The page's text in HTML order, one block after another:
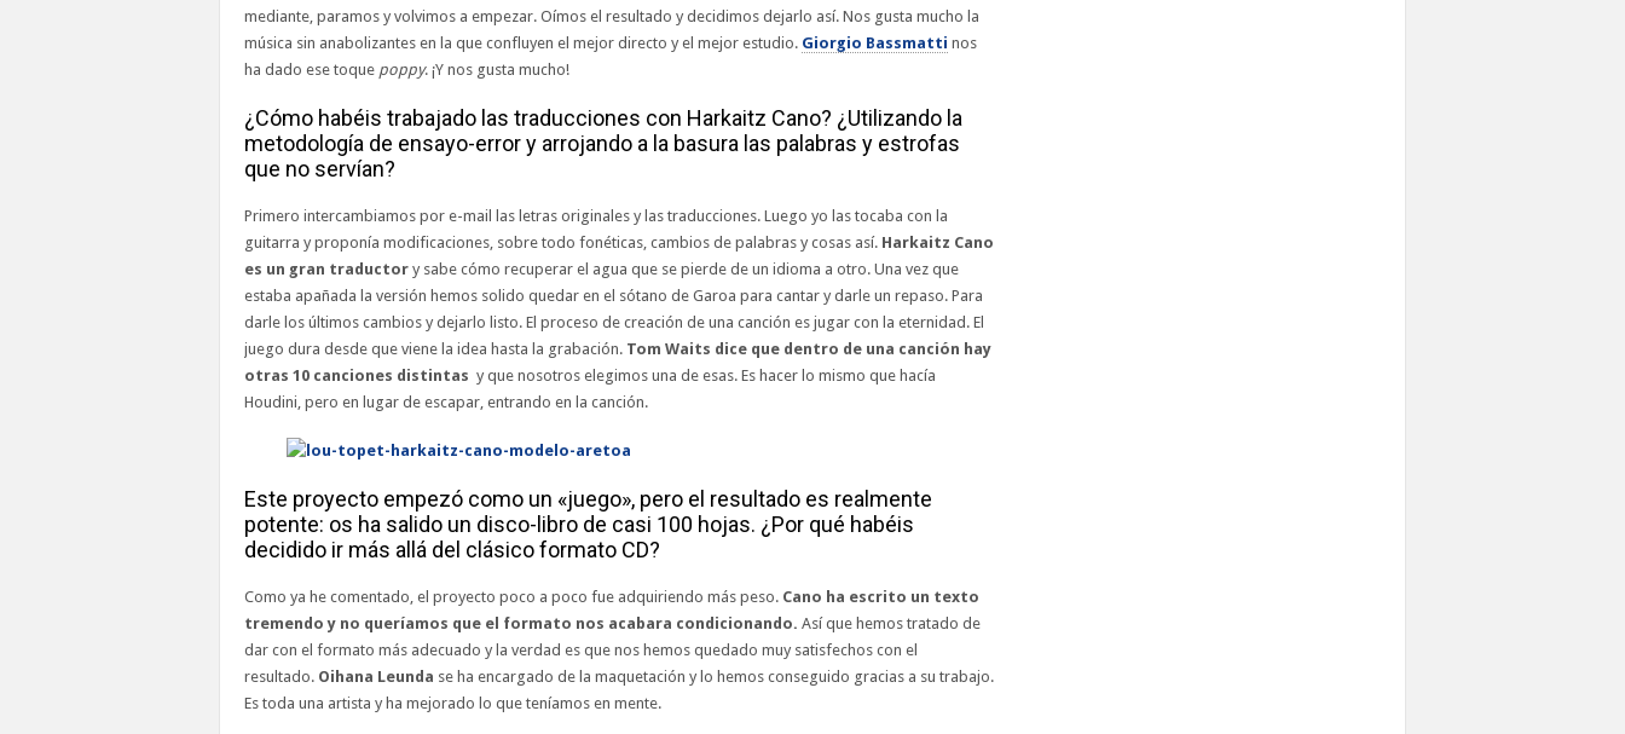
mediante, paramos y volvimos a empezar. Oímos el resultado y decidimos dejarlo así. Nos gusta mucho la
música sin anabolizantes en la que confluyen el mejor directo y el mejor estudio. Giorgio Bassmatti nos
ha dado ese toque poppy. ¡Y nos gusta mucho!
¿Cómo habéis trabajado las traducciones con Harkaitz Cano? ¿Utilizando la
metodología de ensayo-error y arrojando a la basura las palabras y estrofas
que no servían?
Primero intercambiamos por e-mail las letras originales y las traducciones. Luego yo las tocaba con la
guitarra y proponía modificaciones, sobre todo fonéticas, cambios de palabras y cosas así. Harkaitz Cano
es un gran traductor y sabe cómo recuperar el agua que se pierde de un idioma a otro. Una vez que
estaba apañada la versión hemos solido quedar en el sótano de Garoa para cantar y darle un repaso. Para
darle los últimos cambios y dejarlo listo. El proceso de creación de una canción es jugar con la eternidad. El
juego dura desde que viene la idea hasta la grabación. Tom Waits dice que dentro de una canción hay
otras 10 canciones distintas y que nosotros elegimos una de esas. Es hacer lo mismo que hacía
Houdini, pero en lugar de escapar, entrando en la canción.
Este proyecto empezó como un «juego», pero el resultado es realmente
potente: os ha salido un disco-libro de casi 100 hojas. ¿Por qué habéis
decidido ir más allá del clásico formato CD?
Como ya he comentado, el proyecto poco a poco fue adquiriendo más peso. Cano ha escrito un texto
tremendo y no queríamos que el formato nos acabara condicionando. Así que hemos tratado de
dar con el formato más adecuado y la verdad es que nos hemos quedado muy satisfechos con el
resultado. Oihana Leunda se ha encargado de la maquetación y lo hemos conseguido gracias a su trabajo.
Es toda una artista y ha mejorado lo que teníamos en mente.